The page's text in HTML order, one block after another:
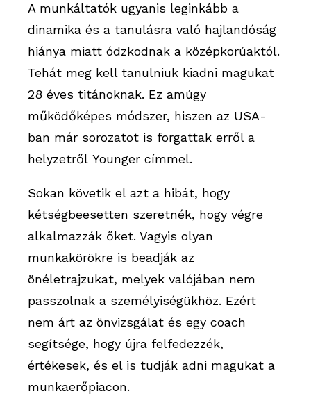
A munkáltatók ugyanis leginkább a
dinamika és a tanulásra való hajlandóság
hiánya miatt ódzkodnak a középkorúaktól.
Tehát meg kell tanulniuk kiadni magukat
28 éves titánoknak. Ez amúgy
működőképes módszer, hiszen az USA-
ban már sorozatot is forgattak erről a
helyzetről Younger címmel.
Sokan követik el azt a hibát, hogy
kétségbeesetten szeretnék, hogy végre
alkalmazzák őket. Vagyis olyan
munkakörökre is beadják az
önéletrajzukat, melyek valójában nem
passzolnak a személyiségükhöz. Ezért
nem árt az önvizsgálat és egy coach
segítsége, hogy újra felfedezzék,
értékesek, és el is tudják adni magukat a
munkaerőpiacon.